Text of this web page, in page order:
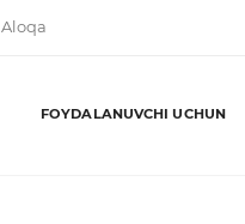
Aloqa
FOYDALANUVCHI UCHUN